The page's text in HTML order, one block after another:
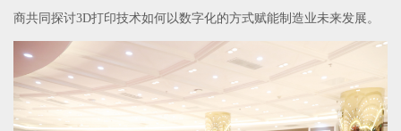
商共同探讨3D打印技术如何以数字化的方式赋能制造业未来发展。